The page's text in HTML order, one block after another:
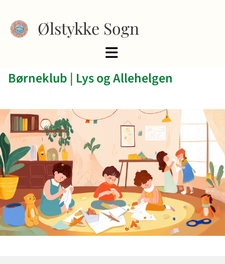
Ølstykke Sogn
Børneklub | Lys og Allehelgen ️